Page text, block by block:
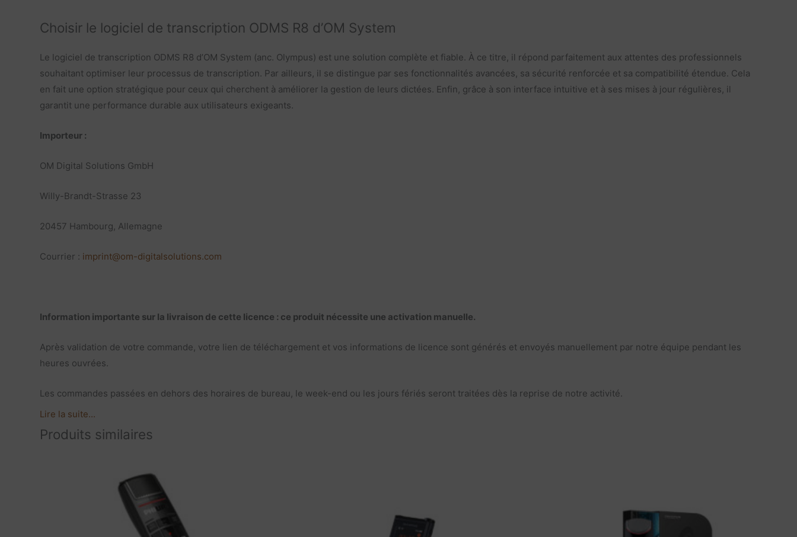
Choisir le logiciel de transcription ODMS R8 d’OM System
Le logiciel de transcription ODMS R8 d’OM System (anc. Olympus) est une solution complète et fiable. À ce titre, il répond parfaitement aux attentes des professionnels
souhaitant optimiser leur processus de transcription. Par ailleurs, il se distingue par ses fonctionnalités avancées, sa sécurité renforcée et sa compatibilité étendue. Cela
en fait une option stratégique pour ceux qui cherchent à améliorer la gestion de leurs dictées. Enfin, grâce à son interface intuitive et à ses mises à jour régulières, il
garantit une performance durable aux utilisateurs exigeants.
Importeur :
OM Digital Solutions GmbH
Willy-Brandt-Strasse 23
20457 Hambourg, Allemagne
Courrier : imprint@om-digitalsolutions.com
Information importante sur la livraison de cette licence : ce produit nécessite une activation manuelle.
Après validation de votre commande, votre lien de téléchargement et vos informations de licence sont générés et envoyés manuellement par notre équipe pendant les
heures ouvrées.
Les commandes passées en dehors des horaires de bureau, le week-end ou les jours fériés seront traitées dès la reprise de notre activité.
Lire la suite...
Produits similaires